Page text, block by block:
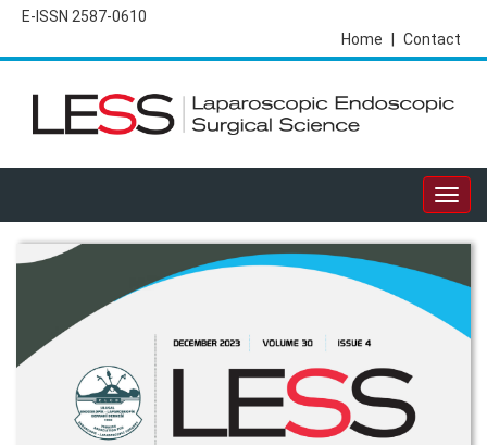
E-ISSN 2587-0610
Contact
Home